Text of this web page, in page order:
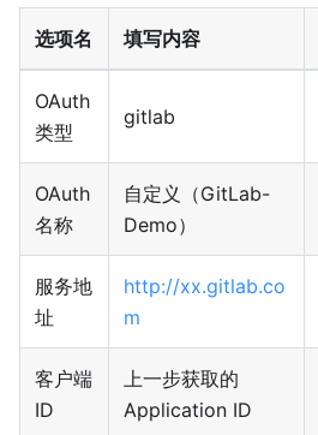
选项名 填写内容
OAuth
类型
gitlab
OAuth
名称
自定义（GitLab-
Demo）
服务地
址
http://xx.gitlab.co
m
客户端
ID
上一步获取的
Application ID